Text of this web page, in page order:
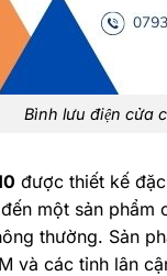
Bình lưu điện cửa
được thiết kế
một sản
thường. Sản
và các tỉnh lân